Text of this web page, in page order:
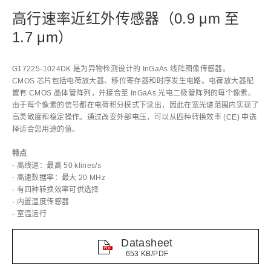
高行速率近红外传感器（0.9 μm 至
1.7 μm）
G17225-1024DK 是为异物检测设计的 InGaAs 线阵图像传感器。
CMOS 芯片包括电荷放大器、移位寄存器和时序发生电路。电荷放大器配
置有 CMOS 晶体管阵列，并接合至 InGaAs 光电二极管阵列的每个像素。
由于每个像素的信号都在电荷积分模式下读出，因此在宽光谱范围内实现了
高灵敏度和稳定操作。通过改变外部电压，可以从四种转换效率 (CE) 中选
择适合您用途的值。
特点
- 高线速：最高 50 klines/s
- 高速数据率：最大 20 MHz
- 有四种转换效率可供选择
- 内置温度传感器
- 室温运行
Datasheet
653 KB/PDF